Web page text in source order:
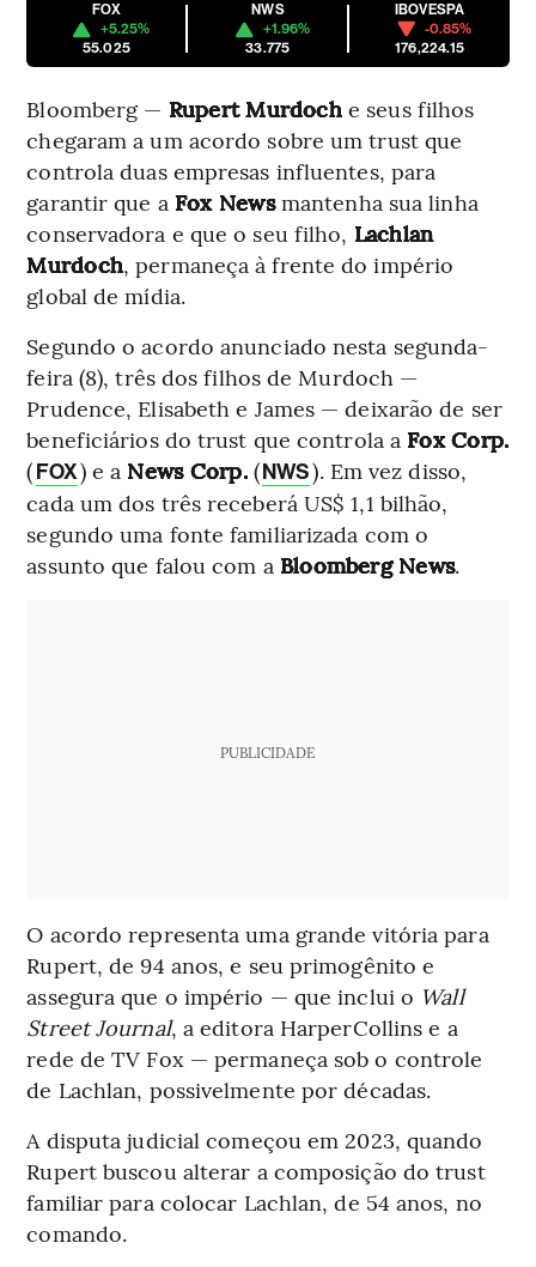
FOX
+5.25%
55.025
NWS
+1.96%
33.775
IBOVESPA
-0.85%
176,224.15
Bloomberg — Rupert Murdoche seus filhos
chegaram a um acordo sobre um trust que
controla duas empresas influentes, para
garantir que a Fox Newsmantenha sua linha
conservadora e que o seu filho, Lachlan
Murdoch, permaneça à frente do império
global de mídia.
Segundo o acordo anunciado nesta segunda-
feira (8), três dos filhos de Murdoch —
Prudence, Elisabeth e James — deixarão de ser
beneficiários do trust que controla a Fox Corp.
(FOX) e a News Corp.(NWS). Em vez disso,
cada um dos três receberá US$ 1,1 bilhão,
segundo uma fonte familiarizada com o
assunto que falou com a Bloomberg News.
PUBLICIDADE
O acordo representa uma grande vitória para
Rupert, de 94 anos, e seu primogênito e
assegura que o império — que inclui o Wall
Street Journal, a editora HarperCollins e a
rede de TV Fox — permaneça sob o controle
de Lachlan, possivelmente por décadas.
A disputa judicial começou em 2023, quando
Rupert buscou alterar a composição do trust
familiar para colocar Lachlan, de 54 anos, no
comando.